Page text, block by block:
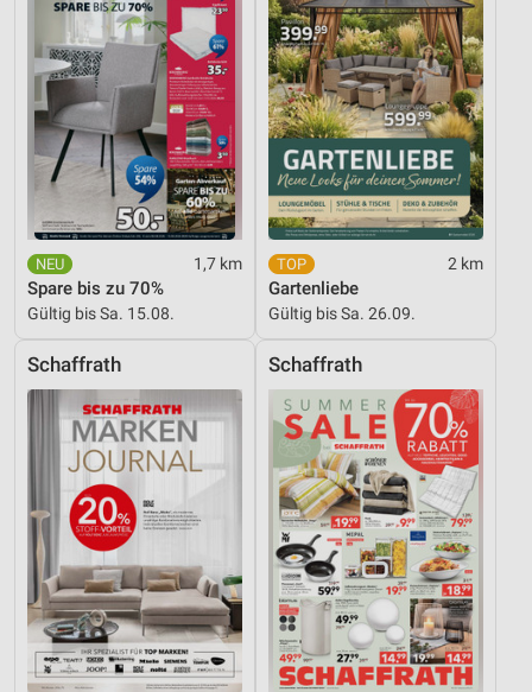
1,7 km
Spare bis zu 70%
Gültig bis Sa. 15.08.
2 km
Gartenliebe
Gültig bis Sa. 26.09.
Schaffrath Schaffrath